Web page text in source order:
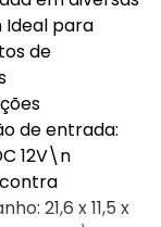
Ideal para
de
de entrada:
12V\n
21,6 x 11,5 x